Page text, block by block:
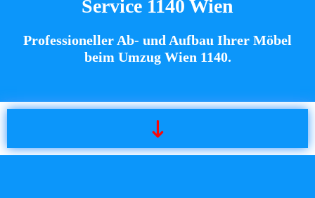
Service 1140 Wien
Professioneller Ab- und Aufbau Ihrer Möbel
beim Umzug Wien 1140.